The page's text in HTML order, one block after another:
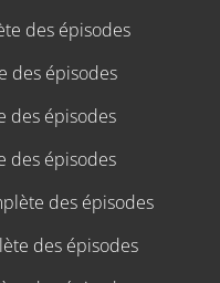
des épisodes
des épisodes
des épisodes
des épisodes
des épisodes
des épisodes